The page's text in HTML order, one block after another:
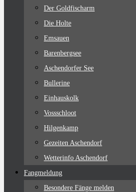
Der Goldfischarm
Die Holte
Emsauen
Barenbergsee
Aschendorfer See
Bullerine
Einhauskolk
Vossschloot
Hilgenkamp
Gezeiten Aschendorf
Wetterinfo Aschendorf
Fangmeldung
Besondere Fänge melden